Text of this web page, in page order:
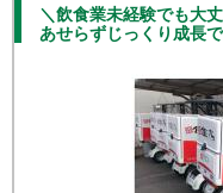
＼飲食業未経験でも大
あせらずじっくり成長